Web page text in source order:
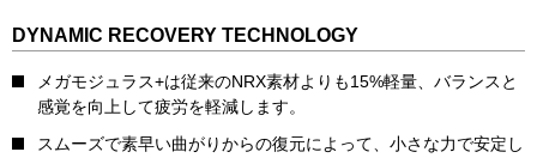
DYNAMIC RECOVERY TECHNOLOGY
メガモジュラス+は従来のNRX素材よりも15%軽量、バランスと
感覚を向上して疲労を軽減します。
スムーズで素早い曲がりからの復元によって、小さな力で安定し